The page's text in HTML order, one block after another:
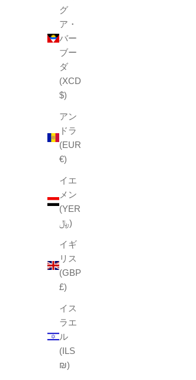
グ
ア・
バー
ブー
ダ
(XCD
$)
アン
ドラ
(EUR
€)
イエ
メン
(YER
﷼)
イギ
リス
(GBP
£)
イス
ラエ
ル
(ILS
₪)